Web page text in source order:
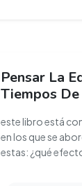
Pensar La
Tiempos
este libro está
en los que se
estas: ¿qué